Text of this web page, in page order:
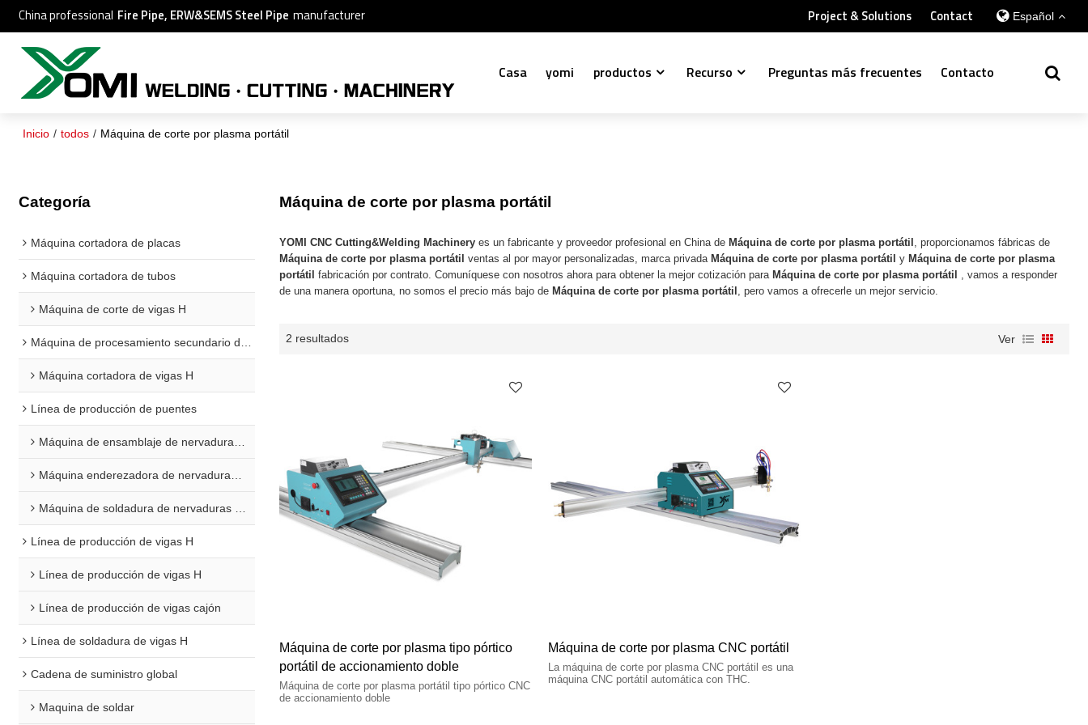
China professional Fire Pipe, ERW&SEMS Steel Pipe manufacturer Project & Solutions Contact Español
Casa yomi productos Recurso Preguntas más frecuentes Contacto
Inicio / todos / Máquina de corte por plasma portátil
Categoría
Máquina cortadora de placas
Máquina cortadora de tubos
Máquina de corte de vigas H
Máquina de procesamiento secundario de vigas H
Máquina cortadora de vigas H
Línea de producción de puentes
Máquina de ensamblaje de nervaduras en U
Máquina enderezadora de nervaduras en U
Máquina de soldadura de nervaduras en U
Línea de producción de vigas H
Línea de producción de vigas H
Línea de producción de vigas cajón
Línea de soldadura de vigas H
Cadena de suministro global
Maquina de soldar
Máquina de corte por plasma portátil
YOMI CNC Cutting&Welding Machinery es un fabricante y proveedor profesional en China deMáquina de corte por plasma portátil , proporcionamos fábricas de
Máquina de corte por plasma portátil ventas al por mayor personalizadas, marca privadaMáquina de corte por plasma portátil yMáquina de corte por plasma
portátil fabricación por contrato. Comuníquese con nosotros ahora para obtener la mejor cotización paraMáquina de corte por plasma portátil , vamos a responder
de una manera oportuna, no somos el precio más bajo deMáquina de corte por plasma portátil , pero vamos a ofrecerle un mejor servicio.
2 resultados Ver
Máquina de corte por plasma tipo pórtico
portátil de accionamiento doble
Máquina de corte por plasma portátil tipo pórtico CNC
de accionamiento doble
Máquina de corte por plasma CNC portátil
La máquina de corte por plasma CNC portátil es una
máquina CNC portátil automática con THC.